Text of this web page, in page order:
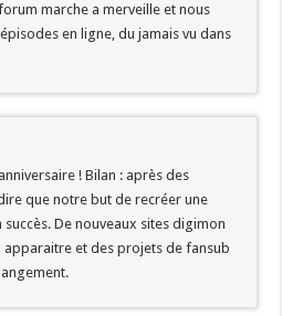
marche a merveille et nous
en ligne, du jamais vu dans
! Bilan : après des
que notre but de recréer une
De nouveaux sites digimon
et des projets de fansub